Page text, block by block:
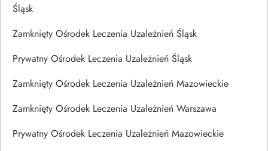
Śląsk
Zamknięty Ośrodek Leczenia Uzależnień Śląsk
Prywatny Ośrodek Leczenia Uzależnień Śląsk
Zamknięty Ośrodek Leczenia Uzależnień Mazowieckie
Zamknięty Ośrodek Leczenia Uzależnień Warszawa
Prywatny Ośrodek Leczenia Uzależnień Mazowieckie